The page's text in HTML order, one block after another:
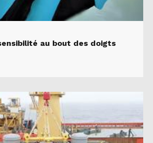
au bout des doigts